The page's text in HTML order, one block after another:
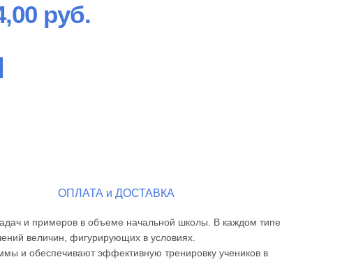
руб.
ОПЛАТА и ДОСТАВКА
и примеров в объеме начальной школы. В каждом типе
величин, фигурирующих в условиях.
и обеспечивают эффективную тренировку учеников в